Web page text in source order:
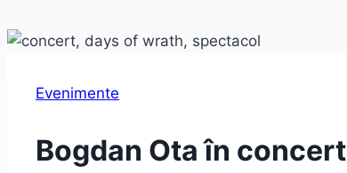
Evenimente
Bogdan Ota în